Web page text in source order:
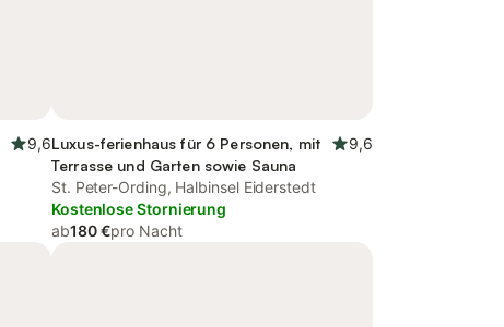
9,6Luxus-ferienhaus für 6 Personen, mit
Terrasse und Garten sowie Sauna
9,6
St. Peter-Ording, Halbinsel Eiderstedt
Kostenlose Stornierung
ab180 €pro Nacht